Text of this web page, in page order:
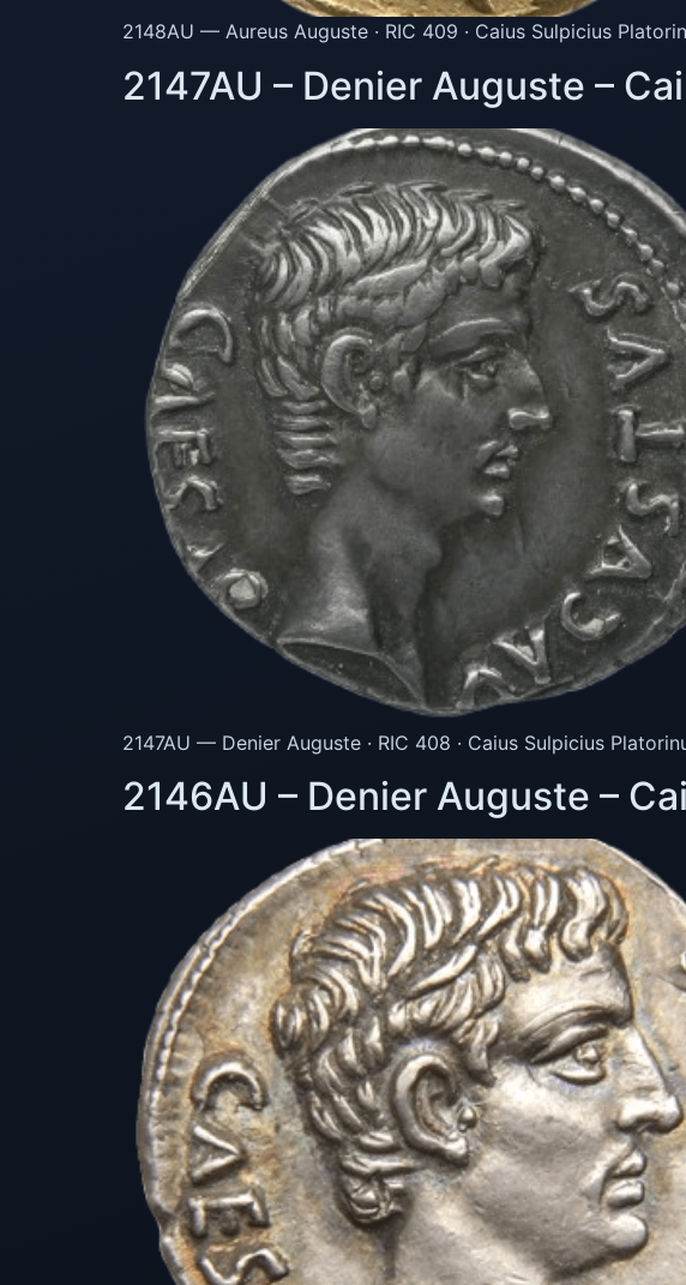
2148AU — Aureus Auguste · RIC 409 · Caius Sulpicius
2147AU – Denier Auguste –
2147AU — Denier Auguste · RIC 408 · Caius Sulpicius
2146AU – Denier Auguste –